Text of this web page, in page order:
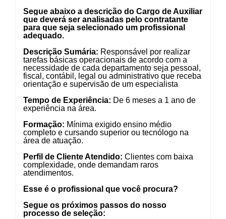
Segue abaixo a descrição do Cargo de Auxiliar
que deverá ser analisadas pelo contratante
para que seja selecionado um profissional
adequado.
Descrição Sumária: Responsável por realizar
tarefas básicas operacionais de acordo com a
necessidade de cada departamento seja pessoal,
fiscal, contábil, legal ou administrativo que receba
orientação e supervisão de um especialista
Tempo de Experiência: De 6 meses a 1 ano de
experiência na área.
Formação: Mínima exigido ensino médio
completo e cursando superior ou tecnólogo na
área de atuação.
Perfil de Cliente Atendido: Clientes com baixa
complexidade, onde demandam raros
atendimentos.
Esse é o profissional que você procura?
Segue os próximos passos do nosso
processo de seleção: